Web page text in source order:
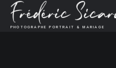
PHOTOGRAPHE PORTRAIT & MARIAGE